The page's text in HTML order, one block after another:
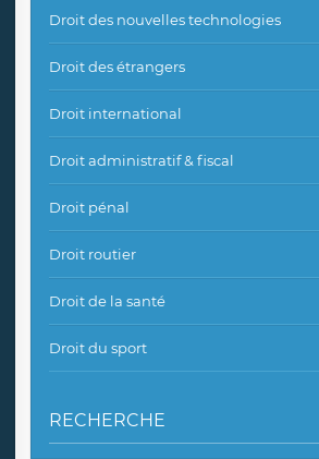
Droit des nouvelles technologies
Droit des étrangers
Droit international
Droit administratif & fiscal
Droit pénal
Droit routier
Droit de la santé
Droit du sport